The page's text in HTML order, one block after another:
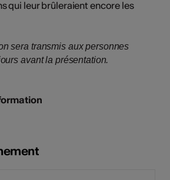
qui leur brûleraient encore les
sera transmis aux personnes
avant la présentation.